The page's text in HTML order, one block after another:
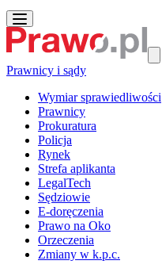
Prawnicy i sądy
Wymiar sprawiedliwości
Prawnicy
Prokuratura
Policja
Rynek
Strefa aplikanta
LegalTech
Sędziowie
E-doręczenia
Prawo na Oko
Orzeczenia
Zmiany w k.p.c.